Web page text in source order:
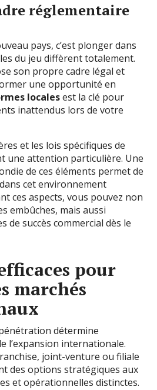
réglementaire
pays, c’est plonger dans
du jeu diffèrent totalement.
son propre cadre légal et
une opportunité en
localesest la clé pour
inattendus lors de votre
et les lois spécifiques de
une attention particulière. Une
de ces éléments permet de
cet environnement
ces aspects, vous pouvez non
embûches, mais aussi
de succès commercial dès le
pour
marchés
détermine
l’expansion internationale.
joint-venture ou filiale
des options stratégiques aux
et opérationnelles distinctes.